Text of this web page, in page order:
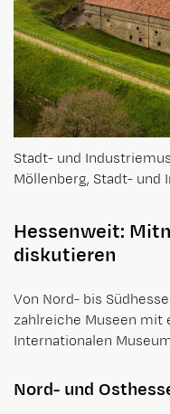
Stadt- und
Möllenberg, Stadt- und
Hessenweit:
diskutieren
Von Nord- bis
zahlreiche Museen mit
Internationalen
Nord- und